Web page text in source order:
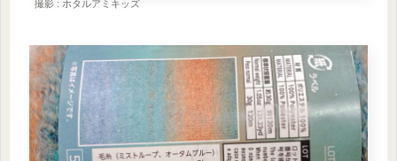
撮影 : ホタルアミキッズ